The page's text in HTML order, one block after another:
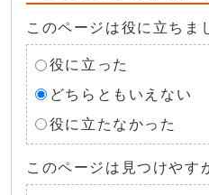
このページは役に立ちま
役に立った
どちらともいえない
役に立たなかった
このページは見つけやす